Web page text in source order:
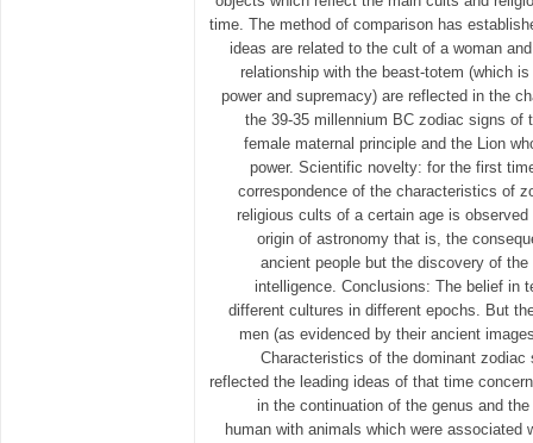
time. The method of comparison has
ideas are related to the cult of a woman
relationship with the beast-totem (which
power and supremacy) are reflected in the
the 39-35 millennium BC zodiac signs of
female maternal principle and the Lion
power. Scientific novelty: for the first
correspondence of the characteristics of
religious cults of a certain age is
origin of astronomy that is, the
ancient people but the discovery of
intelligence. Conclusions: The belief in
different cultures in different epochs. But
men (as evidenced by their ancient
Characteristics of the dominant zodiac
reflected the leading ideas of that time
in the continuation of the genus and
human with animals which were associated